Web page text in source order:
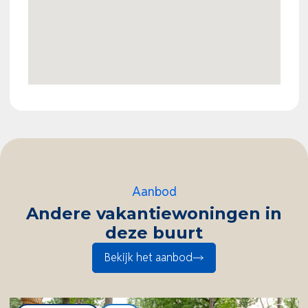
Aanbod
Andere vakantiewoningen in
deze buurt
Bekijk het aanbod